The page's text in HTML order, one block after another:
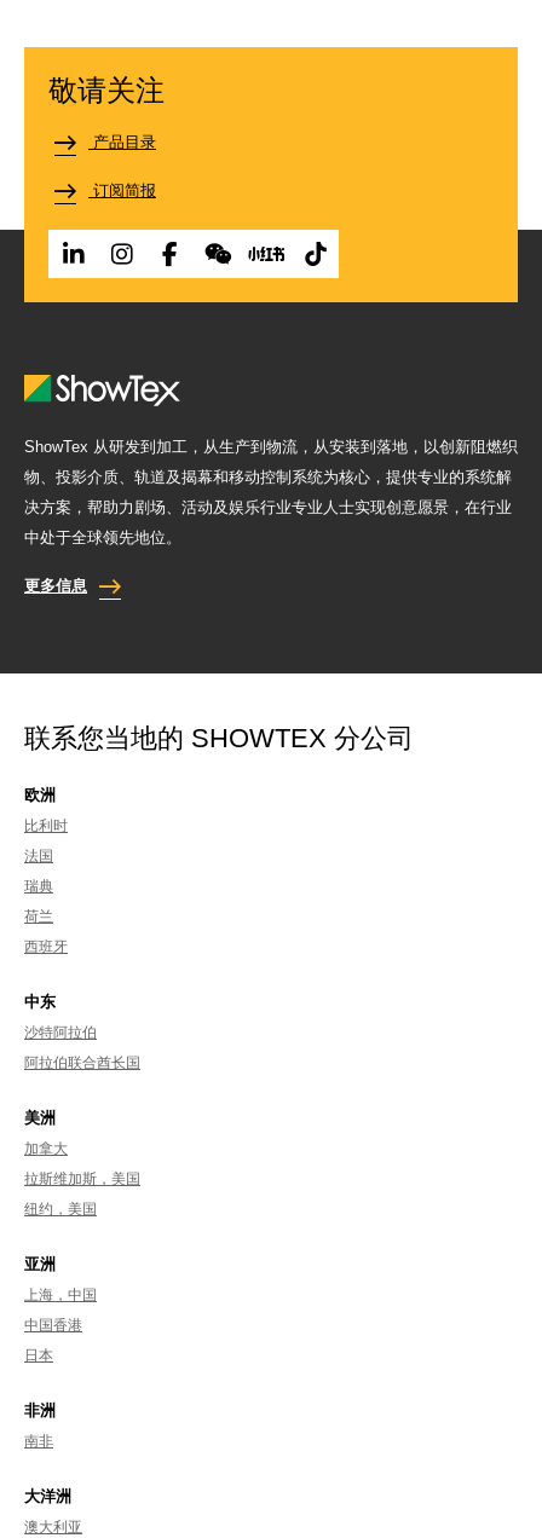
敬请关注
产品目录
订阅简报
ShowTex 从研发到加工，从生产到物流，从安装到落地，以创新阻燃织
物、投影介质、轨道及揭幕和移动控制系统为核心，提供专业的系统解
决方案，帮助力剧场、活动及娱乐行业专业人士实现创意愿景，在行业
中处于全球领先地位。
更多信息
联系您当地的 SHOWTEX 分公司
欧洲
比利时
法国
瑞典
荷兰
西班牙
中东
沙特阿拉伯
阿拉伯联合酋长国
美洲
加拿大
拉斯维加斯，美国
纽约，美国
亚洲
上海，中国
中国香港
日本
非洲
南非
大洋洲
澳大利亚